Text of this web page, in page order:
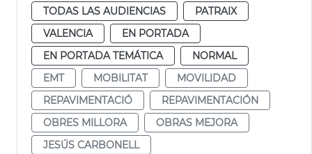
TODAS LAS AUDIENCIAS
PATRAIX
VALENCIA
EN PORTADA
EN PORTADA TEMÁTICA
NORMAL
EMT
MOBILITAT
MOVILIDAD
REPAVIMENTACIÓ
REPAVIMENTACIÓN
OBRES MILLORA
OBRAS MEJORA
JESÚS CARBONELL